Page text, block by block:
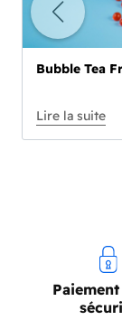
Bubble Tea